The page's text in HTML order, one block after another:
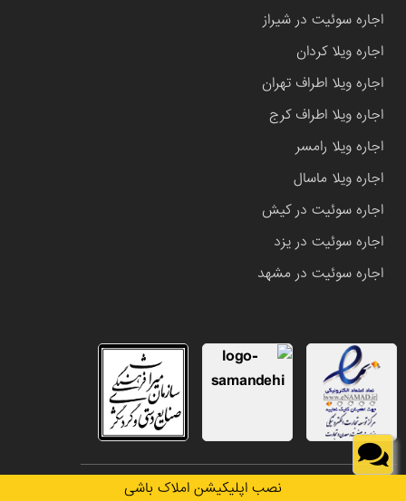
نصب اپلیکیشن املاک باشی
اجاره سوئیت در شیراز
اجاره ویلا کردان
اجاره ویلا اطراف تهران
اجاره ویلا اطراف کرج
اجاره ویلا رامسر
اجاره ویلا ماسال
اجاره سوئیت در کیش
اجاره سوئیت در یزد
اجاره سوئیت در مشهد
تمامی حقوق این وب سایت متعلق به املاک باشی می باشد.